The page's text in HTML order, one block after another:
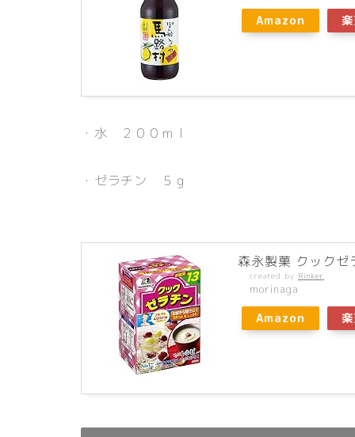
Amazon
・水 ２００ｍｌ
・ゼラチン ５ｇ
森永製菓 クック
created by Rinker
morinaga
Amazon